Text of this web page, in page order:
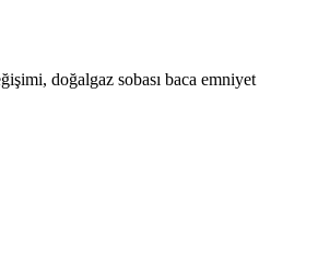
doğalgaz sobası baca emniyet